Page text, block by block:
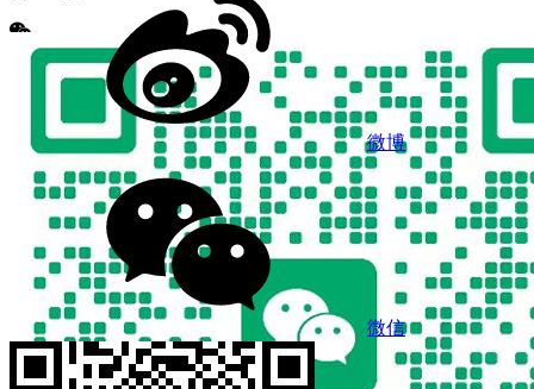
微博
微信